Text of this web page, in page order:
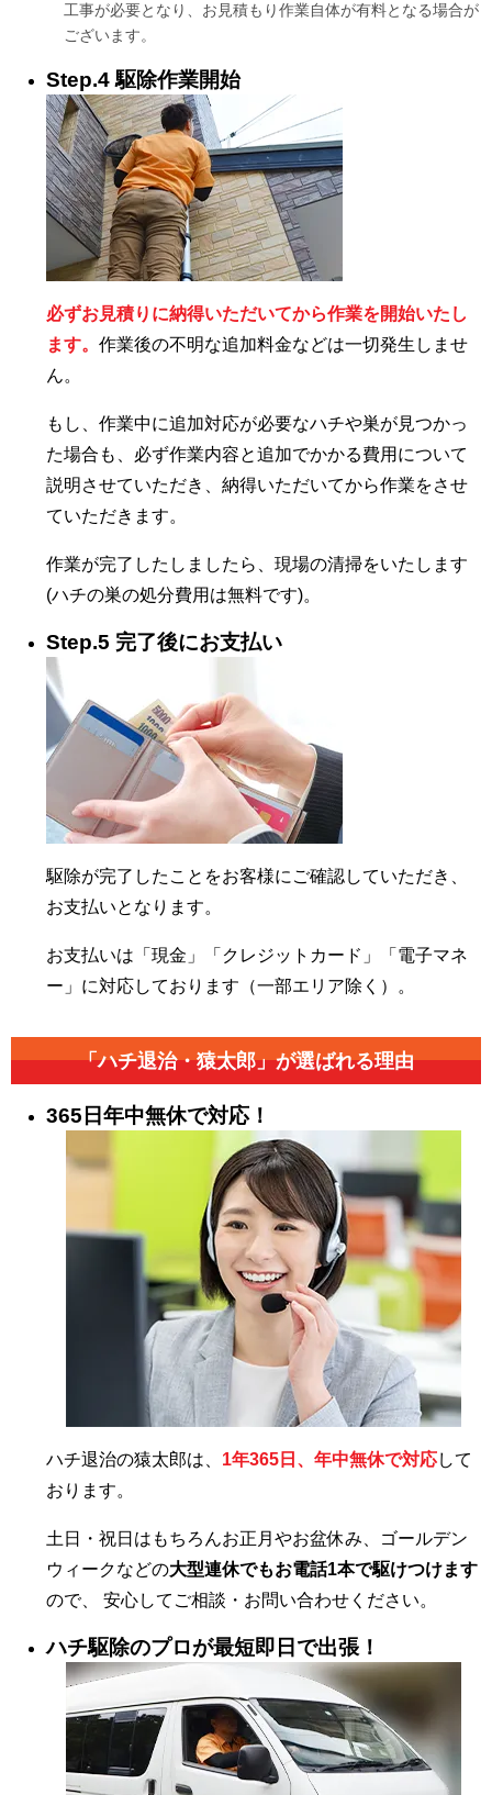
工事が必要となり、お見積もり作業自体が有料となる場合が
ございます。
Step.4 駆除作業開始
必ずお見積りに納得いただいてから作業を開始いたし
ます。 作業後の不明な追加料金などは一切発生しませ
ん。
もし、作業中に追加対応が必要なハチや巣が見つかっ
た場合も、必ず作業内容と追加でかかる費用について
説明させていただき、納得いただいてから作業をさせ
ていただきます。
作業が完了したしましたら、現場の清掃をいたします
(ハチの巣の処分費用は無料です)。
Step.5 完了後にお支払い
駆除が完了したことをお客様にご確認していただき、
お支払いとなります。
お支払いは「現金」「クレジットカード」「電子マネ
ー」に対応しております（一部エリア除く）。
「ハチ退治・猿太郎」が選ばれる理由
365日年中無休で対応！
ハチ退治の猿太郎は、 1年365日、年中無休で対応して
おります。
土日・祝日はもちろんお正月やお盆休み、ゴールデン
ウィークなどの大型連休でもお電話1本で駆けつけます
ので、 安心してご相談・お問い合わせください。
ハチ駆除のプロが最短即日で出張！